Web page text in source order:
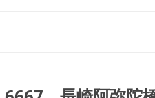
ッ